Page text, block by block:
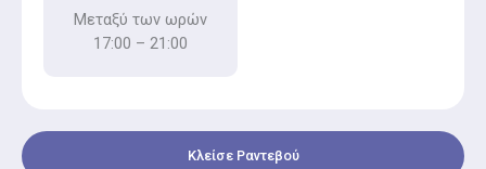
Μεταξύ των ωρών
17:00 – 21:00
Κλείσε Ραντεβού